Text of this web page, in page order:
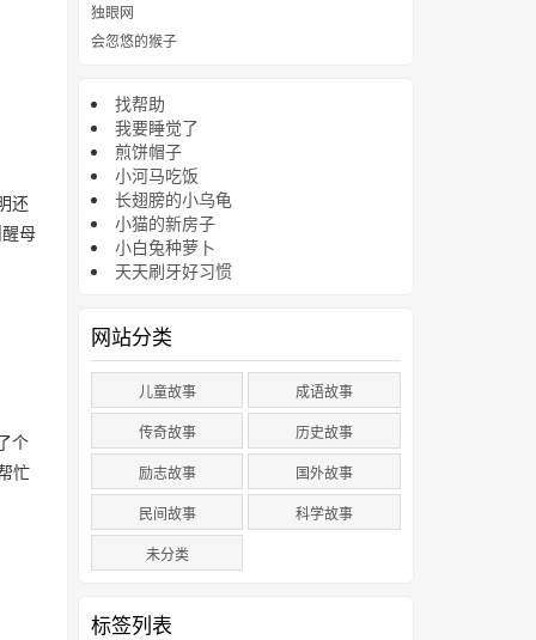
还
母
个
忙
独眼网
会忽悠的猴子
找帮助
我要睡觉了
煎饼帽子
小河马吃饭
长翅膀的小乌龟
小猫的新房子
小白兔种萝卜
天天刷牙好习惯
网站分类
儿童故事
成语故事
传奇故事
历史故事
励志故事
国外故事
民间故事
科学故事
未分类
标签列表